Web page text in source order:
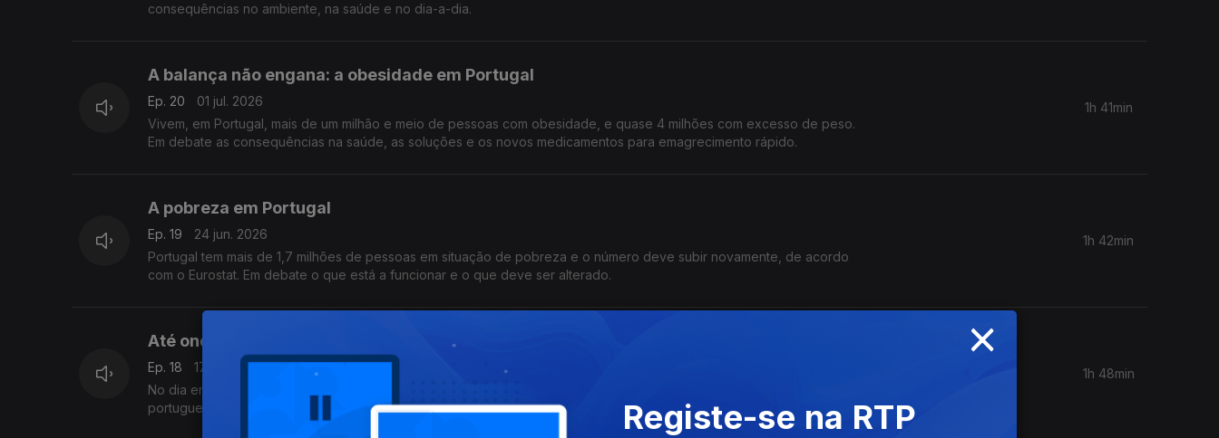
consequências no ambiente, na saúde e no dia-a-dia.
A balança não engana: a obesidade em Portugal
Ep. 20
01 jul. 2026
Vivem, em Portugal, mais de um milhão e meio de pessoas com obesidade, e quase 4 milhões com excesso de peso.
Em debate as consequências na saúde, as soluções e os novos medicamentos para emagrecimento rápido.
1h 41min
A pobreza em Portugal
Ep. 19
24 jun. 2026
Portugal tem mais de 1,7 milhões de pessoas em situação de pobreza e o número deve subir novamente, de acordo
com o Eurostat. Em debate o que está a funcionar e o que deve ser alterado.
1h 42min
Até onde vai Portugal no Mundial de Futebol?
Ep. 18
17 jun. 2026
No dia em que Portugal se estreia no Mundial de Futebol, a expectativa é elevada e a pressão sobre os jogadores
portugueses também. O trajecto da seleção nacional nas últimas décadas em debate no Consulta Pública.
1h 48min
×
Registe-se na RTP